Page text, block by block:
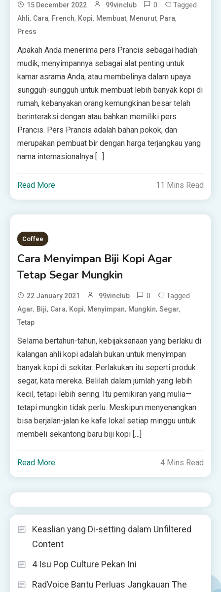
15 December 2022 99vinclub 0 Tagged
Ahli, Cara, French, Kopi, Membuat, Menurut, Para,
Press
Apakah Anda menerima pers Prancis sebagai hadiah
mudik, menyimpannya sebagai alat penting untuk
kamar asrama Anda, atau membelinya dalam upaya
sungguh-sungguh untuk membuat lebih banyak kopi di
rumah, kebanyakan orang kemungkinan besar telah
berinteraksi dengan atau bahkan memiliki pers
Prancis. Pers Prancis adalah bahan pokok, dan
merupakan pembuat bir dengan harga terjangkau yang
nama internasionalnya […]
Read More 11 Mins Read
Coffee
Cara Menyimpan Biji Kopi Agar
Tetap Segar Mungkin
22 January 2021 99vinclub 0 Tagged
Agar, Biji, Cara, Kopi, Menyimpan, Mungkin,Segar,
Tetap
Selama bertahun-tahun, kebijaksanaan yang berlaku di
kalangan ahli kopi adalah bukan untuk menyimpan
banyak kopi di sekitar. Perlakukan itu seperti produk
segar, kata mereka. Belilah dalam jumlah yang lebih
kecil, tetapi lebih sering. Itu pemikiran yang mulia—
tetapi mungkin tidak perlu. Meskipun menyenangkan
bisa berjalan-jalan ke kafe lokal setiap minggu untuk
membeli sekantong baru biji kopi […]
Read More 4 Mins Read
Keaslian yang Di-setting dalam Unfiltered
Content
4 Isu Pop Culture Pekan Ini
RadVoice Bantu Perluas Jangkauan The